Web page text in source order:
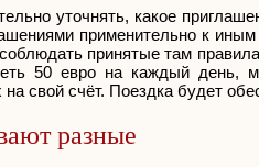
уточнять, какое
применительно к
принятые там
50 евро на каждый день,
свой счёт. Поездка будет
разные